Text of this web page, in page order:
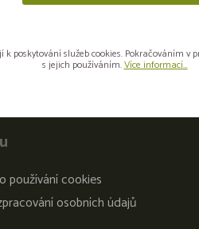
používání cookies
osobních údajů
k poskytování služeb cookies. Pokračováním v
s jejich používáním.Více informací...